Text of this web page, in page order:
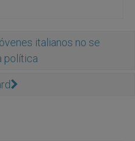
italianos no se
política